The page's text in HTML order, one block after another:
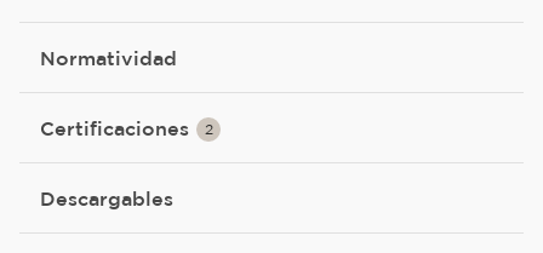
Normatividad
Certificaciones 2
Descargables